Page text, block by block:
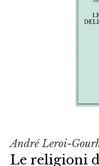
André Leroi-
Le religioni